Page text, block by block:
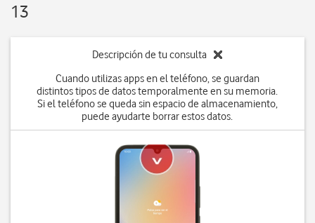
13
Descripción de tu consulta
Cuando utilizas apps en el teléfono, se guardan
distintos tipos de datos temporalmente en su memoria.
Si el teléfono se queda sin espacio de almacenamiento,
puede ayudarte borrar estos datos.